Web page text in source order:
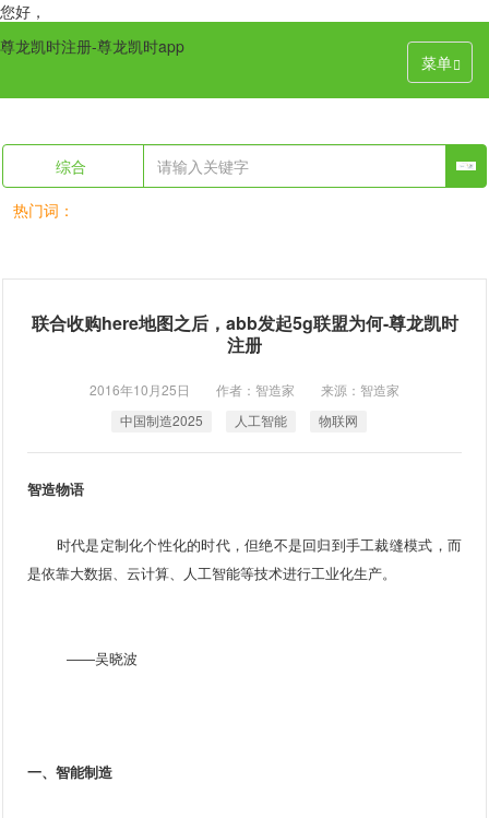
您好，
菜单
尊龙凯时注册-尊龙凯时app
综合
热门词：
联合收购here地图之后，abb发起5g联盟为何-尊龙凯时
注册
2016年10月25日 作者：智造家 来源：智造家
中国制造2025
人工智能 物联网
智造物语
时代是定制化个性化的时代，但绝不是回归到手工裁缝模式，而
是依靠大数据、云计算、人工智能等技术进行工业化生产。
——吴晓波
一、智能制造